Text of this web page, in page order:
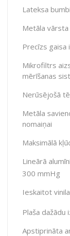
Lateksa
Metāla
Precīzs gaisa
Mikrofiltrs
mērīšanas
Nerūsējošā
Metāla
nomaiņai
Maksimālā
Lineārā
300 mmHg
Ieskaitot
Plaša dažādu
Apstiprināta